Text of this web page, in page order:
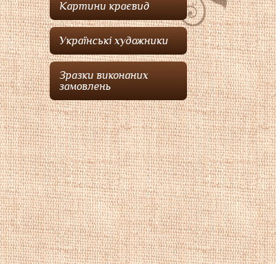
Картини краєвид
Українські художники
Зразки виконаних
замовлень